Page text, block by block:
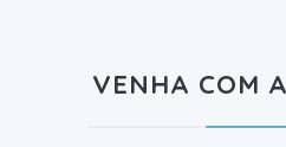
VENHA COM